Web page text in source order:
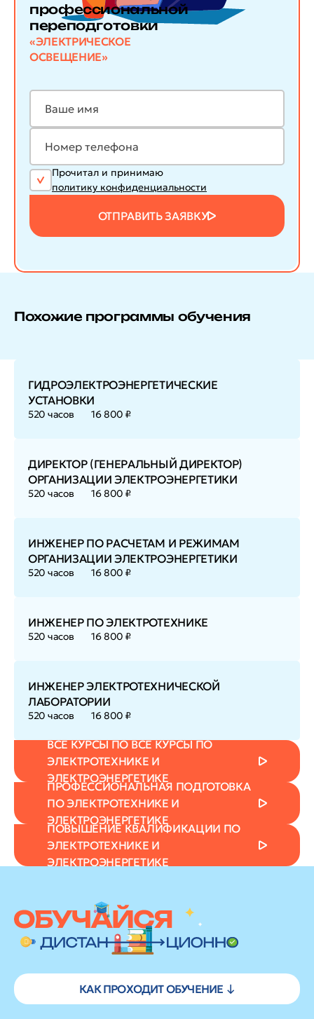
профессиональной
переподготовки
«ЭЛЕКТРИЧЕСКОЕ
ОСВЕЩЕНИЕ»
Прочитал и принимаю
политику конфиденциальности
ОТПРАВИТЬ ЗАЯВКУ
Похожие программы обучения
ГИДРОЭЛЕКТРОЭНЕРГЕТИЧЕСКИЕ
УСТАНОВКИ
520 часов 16 800 ₽
ДИРЕКТОР (ГЕНЕРАЛЬНЫЙ ДИРЕКТОР)
ОРГАНИЗАЦИИ ЭЛЕКТРОЭНЕРГЕТИКИ
520 часов 16 800 ₽
ИНЖЕНЕР ПО РАСЧЕТАМ И РЕЖИМАМ
ОРГАНИЗАЦИИ ЭЛЕКТРОЭНЕРГЕТИКИ
520 часов 16 800 ₽
ИНЖЕНЕР ПО ЭЛЕКТРОТЕХНИКЕ
520 часов 16 800 ₽
ИНЖЕНЕР ЭЛЕКТРОТЕХНИЧЕСКОЙ
ЛАБОРАТОРИИ
520 часов 16 800 ₽
ВСЕ КУРСЫ ПО ВСЕ КУРСЫ ПО
ЭЛЕКТРОТЕХНИКЕ И
ЭЛЕКТРОЭНЕРГЕТИКЕ
ПРОФЕССИОНАЛЬНАЯ ПОДГОТОВКА
ПО ЭЛЕКТРОТЕХНИКЕ И
ЭЛЕКТРОЭНЕРГЕТИКЕ
ПОВЫШЕНИЕ КВАЛИФИКАЦИИ ПО
ЭЛЕКТРОТЕХНИКЕ И
ЭЛЕКТРОЭНЕРГЕТИКЕ
КАК ПРОХОДИТ ОБУЧЕНИЕ ↓